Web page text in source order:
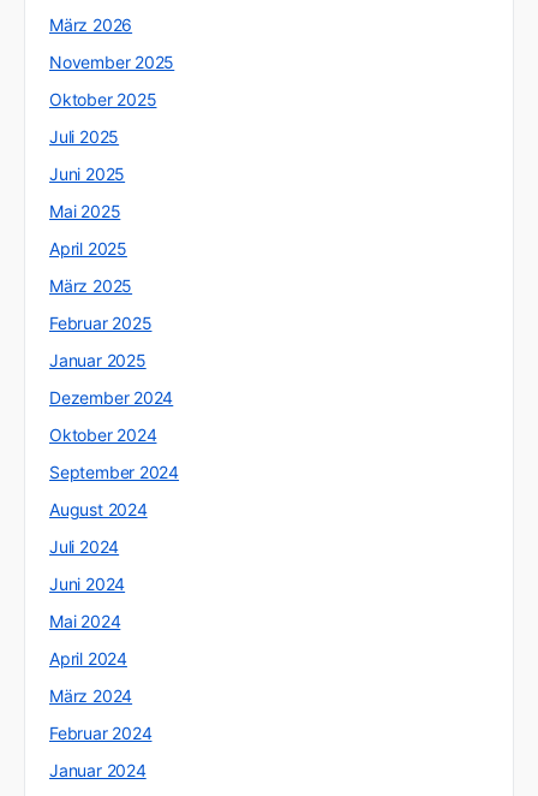
März 2026
November 2025
Oktober 2025
Juli 2025
Juni 2025
Mai 2025
April 2025
März 2025
Februar 2025
Januar 2025
Dezember 2024
Oktober 2024
September 2024
August 2024
Juli 2024
Juni 2024
Mai 2024
April 2024
März 2024
Februar 2024
Januar 2024